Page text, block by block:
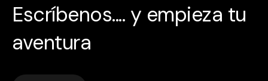
Escríbenos.... y empieza tu
aventura